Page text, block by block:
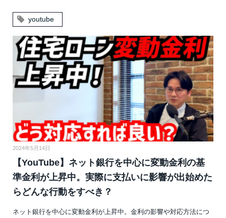
youtube
2024年5月14日
【YouTube】ネット銀行を中心に変動金利の基
準金利が上昇中。実際に支払いに影響が出始めた
らどんな行動をすべき？
ネット銀行を中心に変動金利が上昇中。金利の影響や対応方法につ